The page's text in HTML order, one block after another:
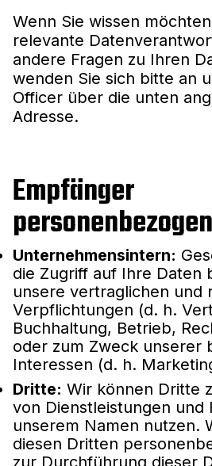
Wenn Sie wissen
relevante
andere Fragen zu Ihren
wenden Sie sich bitte an
Officer über die unten
Adresse.
Empfänger
Unternehmensintern:
die Zugriff auf Ihre Daten
unsere vertraglichen und
Verpflichtungen (d. h.
Buchhaltung, Betrieb,
oder zum Zweck unserer
Interessen (d. h.
Dritte: Wir können Dritte
von Dienstleistungen und
unserem Namen nutzen.
diesen Dritten
zur Durchführung dieser